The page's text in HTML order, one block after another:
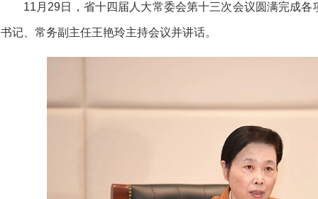
11月29日，省十四届人大常委会第十三次会议圆满完成
书记、常务副主任王艳玲主持会议并讲话。